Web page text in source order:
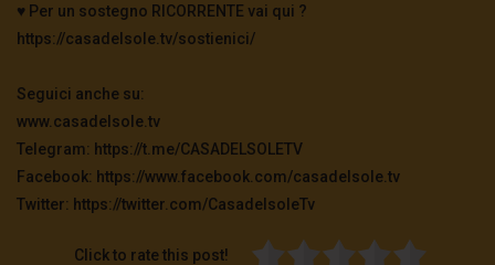
♥️ Per un sostegno RICORRENTE vai qui ?
https://casadelsole.tv/sostienici/
Seguici anche su:
www.casadelsole.tv
Telegram: https://t.me/CASADELSOLETV
Facebook: https://www.facebook.com/casadelsole.tv
Twitter: https://twitter.com/CasadelsoleTv
Click to rate this post!